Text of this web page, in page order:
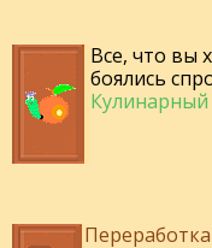
Все, что вы
боялись
Кулинарный